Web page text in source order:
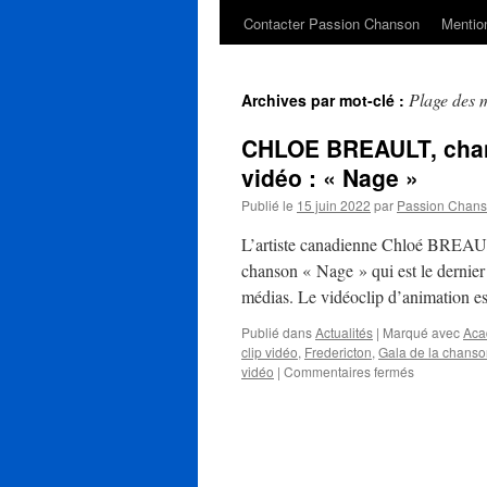
Contacter Passion Chanson
Archives par mot-clé : Plage des
CHLOE BREAULT,
vidéo : « Nage »
Publié le 15 juin 2022 par Passion
L’artiste canadienne Chloé
chanson « Nage » qui est le
médias. Le vidéoclip d’animation
Publié dansActualités | Marqué avec
clip vidéo, Fredericton, Gala de la
vidéo | Commentaires ferméssur